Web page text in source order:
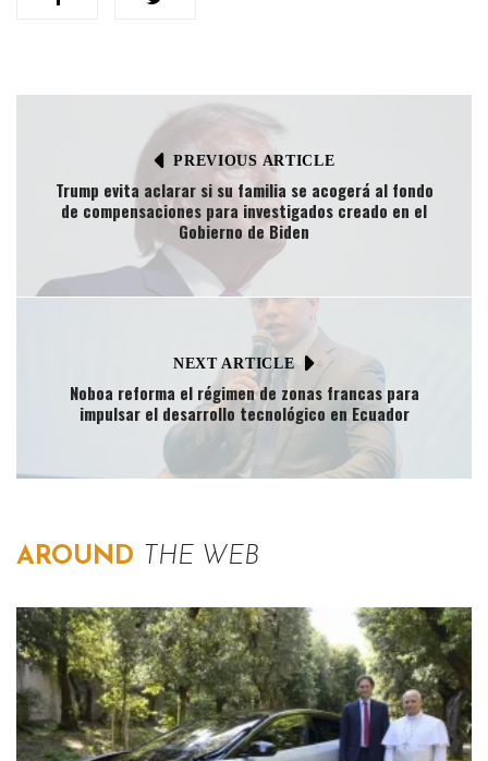
PREVIOUS ARTICLE
Trump evita aclarar si su familia se acogerá al fondo
de compensaciones para investigados creado en el
Gobierno de Biden
NEXT ARTICLE
Noboa reforma el régimen de zonas francas para
impulsar el desarrollo tecnológico en Ecuador
AROUND THE WEB